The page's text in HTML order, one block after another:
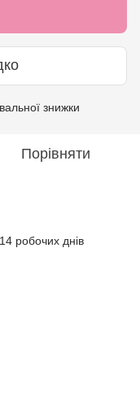
знижки
Порівняти
робочих днів